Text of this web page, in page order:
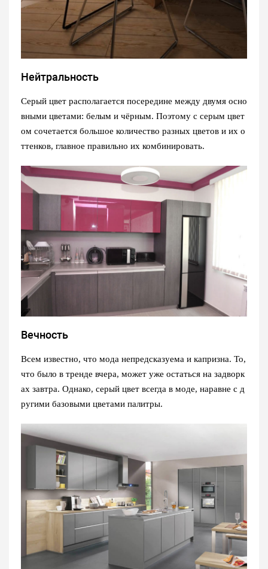
Нейтральность
Серый цвет располагается посередине между двумя осно
вными цветами: белым и чёрным. Поэтому с серым цвет
ом сочетается большое количество разных цветов и их о
ттенков, главное правильно их комбинировать.
Вечность
Всем известно, что мода непредсказуема и капризна. То,
что было в тренде вчера, может уже остаться на задворк
ах завтра. Однако, серый цвет всегда в моде, наравне с д
ругими базовыми цветами палитры.